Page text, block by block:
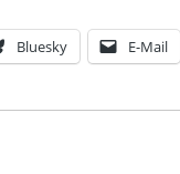
Bluesky E-Mail